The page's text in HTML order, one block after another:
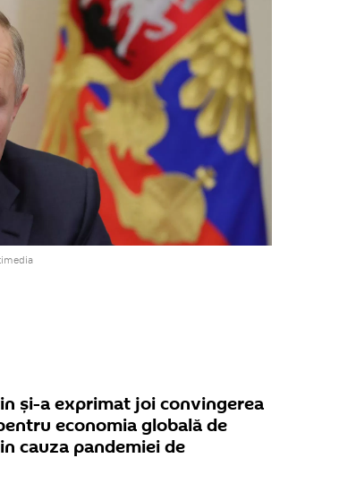
și-a exprimat joi convingerea
economia globală de
cauza pandemiei de